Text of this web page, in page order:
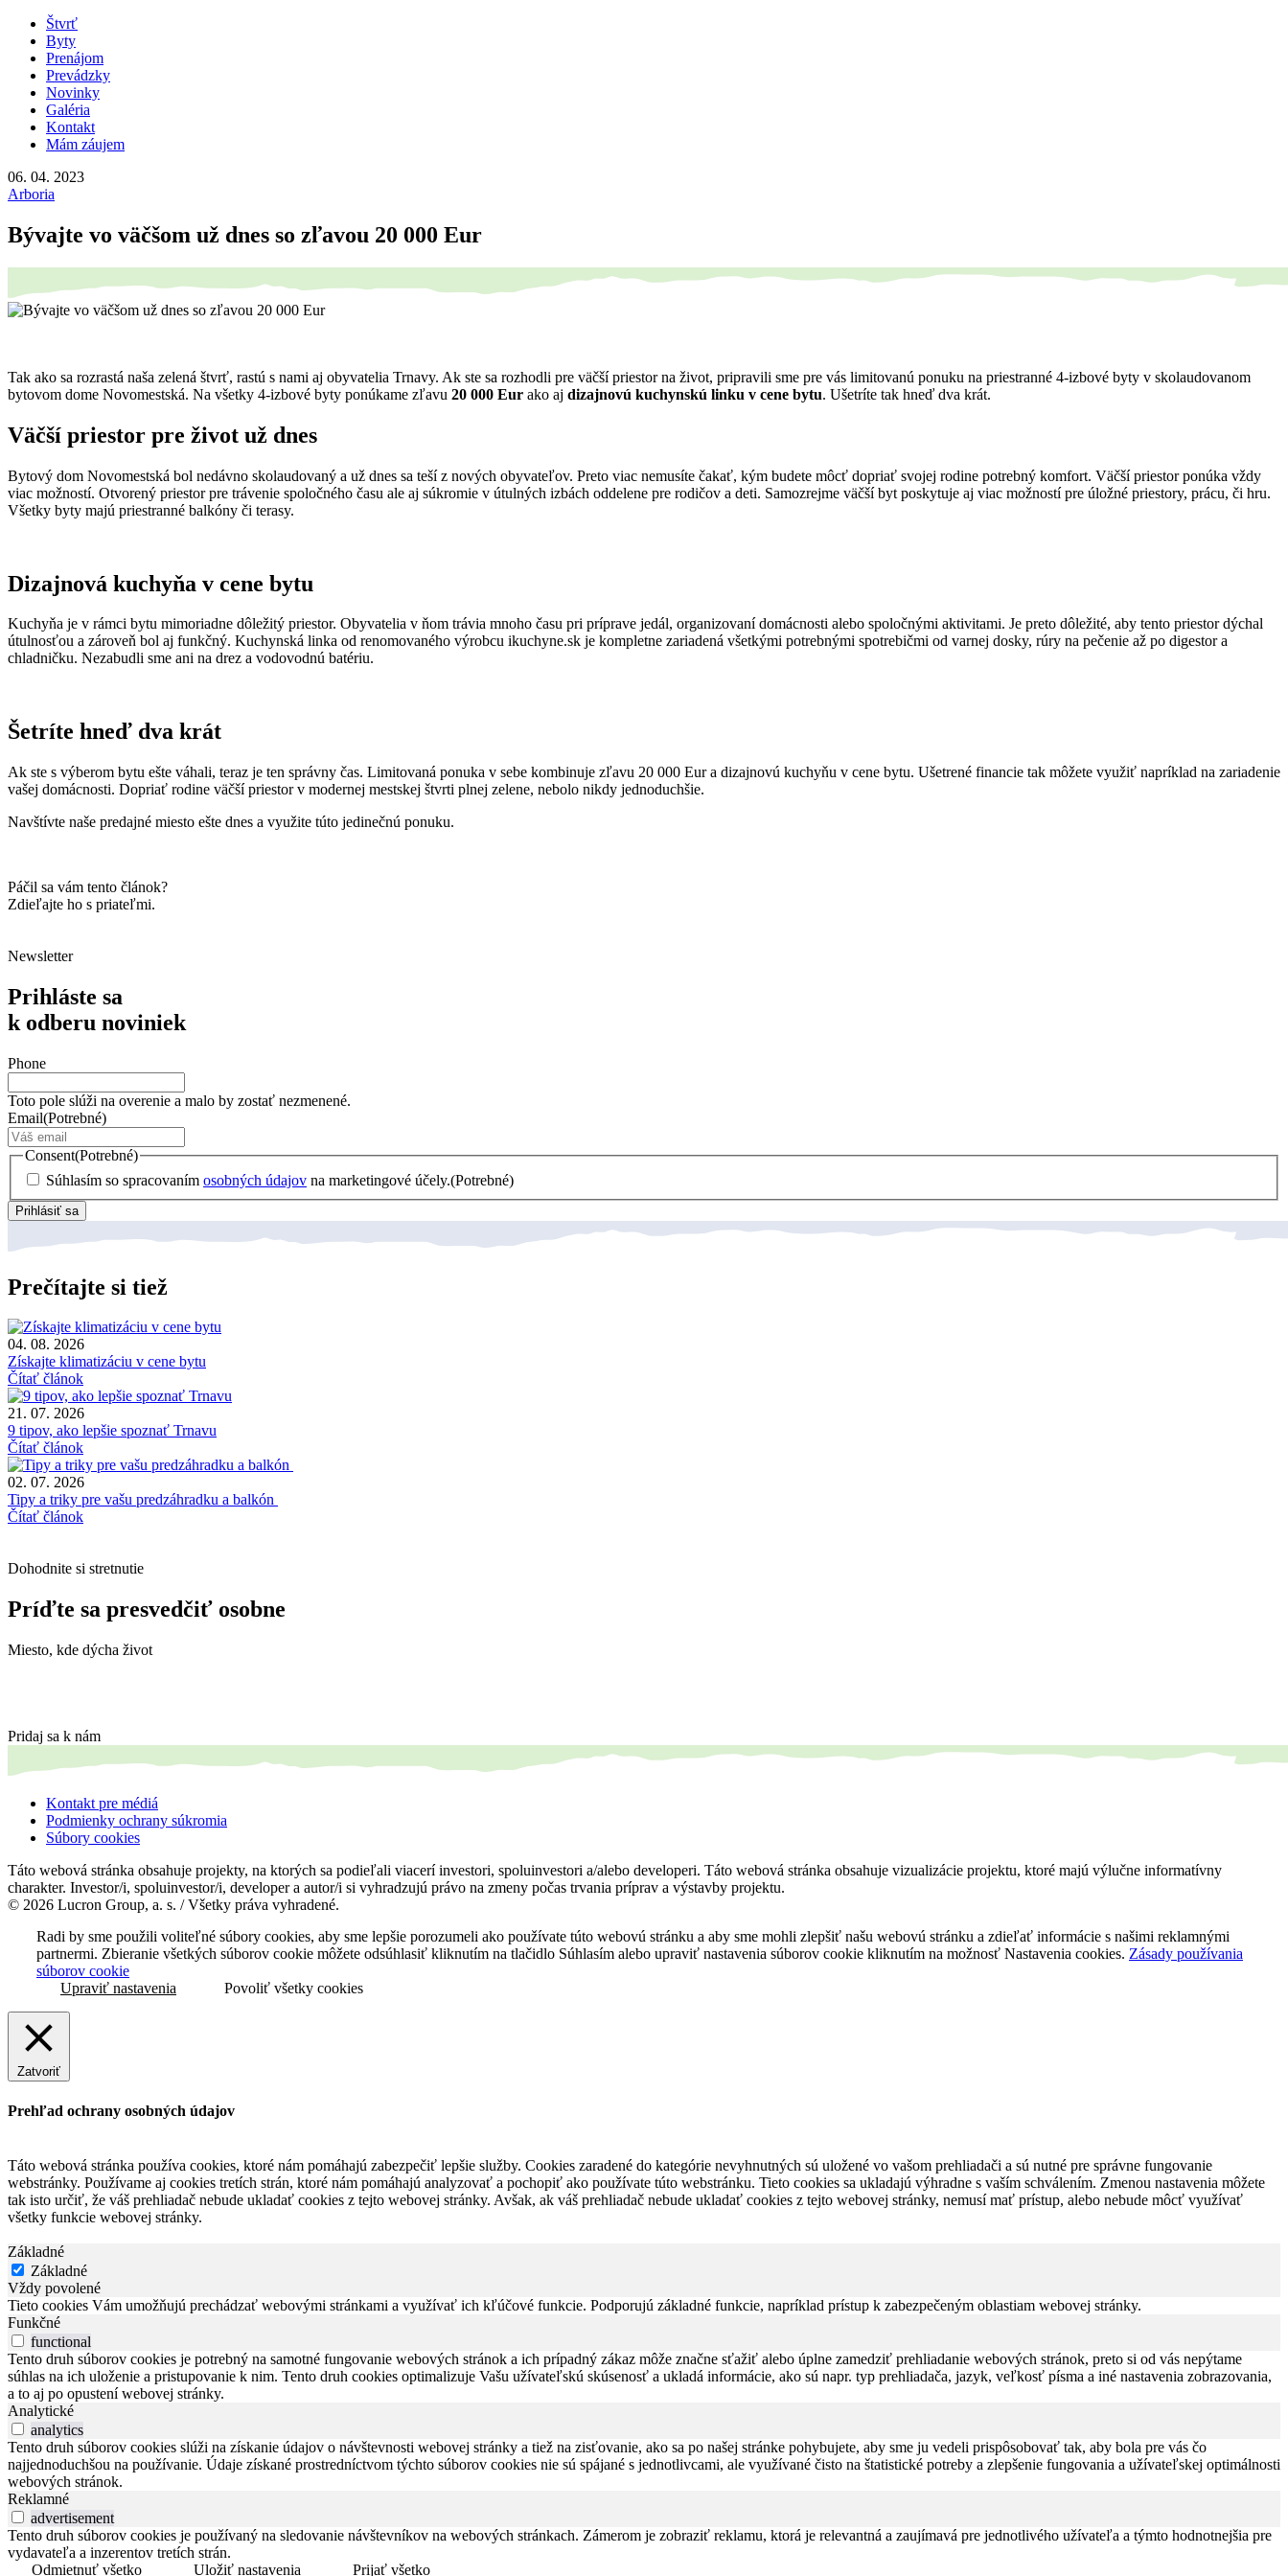
Štvrť
Byty
Prenájom
Prevádzky
Novinky
Galéria
Kontakt
Mám záujem
06. 04. 2023
Arboria
Bývajte vo väčšom už dnes so zľavou 20 000 Eur
Tak ako sa rozrastá naša zelená štvrť, rastú s nami aj obyvatelia Trnavy. Ak ste sa rozhodli pre väčší priestor na život, pripravili sme pre vás limitovanú ponuku na priestranné 4-izbové byty v skolaudovanom
bytovom dome Novomestská. Na všetky 4-izbové byty ponúkame zľavu 20 000 Eur ako aj dizajnovú kuchynskú linku v cene bytu. Ušetríte tak hneď dva krát.
Väčší priestor pre život už dnes
Bytový dom Novomestská bol nedávno skolaudovaný a už dnes sa teší z nových obyvateľov. Preto viac nemusíte čakať, kým budete môcť dopriať svojej rodine potrebný komfort. Väčší priestor ponúka vždy
viac možností. Otvorený priestor pre trávenie spoločného času ale aj súkromie v útulných izbách oddelene pre rodičov a deti. Samozrejme väčší byt poskytuje aj viac možností pre úložné priestory, prácu, či hru.
Všetky byty majú priestranné balkóny či terasy.
Dizajnová kuchyňa v cene bytu
Kuchyňa je v rámci bytu mimoriadne dôležitý priestor. Obyvatelia v ňom trávia mnoho času pri príprave jedál, organizovaní domácnosti alebo spoločnými aktivitami. Je preto dôležité, aby tento priestor dýchal
útulnosťou a zároveň bol aj funkčný. Kuchynská linka od renomovaného výrobcu ikuchyne.sk je kompletne zariadená všetkými potrebnými spotrebičmi od varnej dosky, rúry na pečenie až po digestor a
chladničku. Nezabudli sme ani na drez a vodovodnú batériu.
Šetríte hneď dva krát
Ak ste s výberom bytu ešte váhali, teraz je ten správny čas. Limitovaná ponuka v sebe kombinuje zľavu 20 000 Eur a dizajnovú kuchyňu v cene bytu. Ušetrené financie tak môžete využiť napríklad na zariadenie
vašej domácnosti. Dopriať rodine väčší priestor v modernej mestskej štvrti plnej zelene, nebolo nikdy jednoduchšie.
Navštívte naše predajné miesto ešte dnes a využite túto jedinečnú ponuku.
Páčil sa vám tento článok?
Zdieľajte ho s priateľmi.
Newsletter
Prihláste sa
k odberu noviniek
Phone
Toto pole slúži na overenie a malo by zostať nezmenené.
Email(Potrebné)
Consent(Potrebné)
Súhlasím so spracovaním osobných údajov na marketingové účely.(Potrebné)
Prihlásiť sa
Prečítajte si tiež
04. 08. 2026
Získajte klimatizáciu v cene bytu
Čítať článok
21. 07. 2026
9 tipov, ako lepšie spoznať Trnavu
Čítať článok
02. 07. 2026
Tipy a triky pre vašu predzáhradku a balkón
Čítať článok
Dohodnite si stretnutie
Príďte sa presvedčiť osobne
Miesto, kde dýcha život
Pridaj sa k nám
Kontakt pre médiá
Podmienky ochrany súkromia
Súbory cookies
Táto webová stránka obsahuje projekty, na ktorých sa podieľali viacerí investori, spoluinvestori a/alebo developeri. Táto webová stránka obsahuje vizualizácie projektu, ktoré majú výlučne informatívny
charakter. Investor/i, spoluinvestor/i, developer a autor/i si vyhradzujú právo na zmeny počas trvania príprav a výstavby projektu.
© 2026 Lucron Group, a. s. / Všetky práva vyhradené.
Radi by sme použili voliteľné súbory cookies, aby sme lepšie porozumeli ako používate túto webovú stránku a aby sme mohli zlepšiť našu webovú stránku a zdieľať informácie s našimi reklamnými
partnermi. Zbieranie všetkých súborov cookie môžete odsúhlasiť kliknutím na tlačidlo Súhlasím alebo upraviť nastavenia súborov cookie kliknutím na možnosť Nastavenia cookies. Zásady používania
súborov cookie
Upraviť nastavenia
Povoliť všetky cookies
Zatvoriť
Prehľad ochrany osobných údajov
Táto webová stránka používa cookies, ktoré nám pomáhajú zabezpečiť lepšie služby. Cookies zaradené do kategórie nevyhnutných sú uložené vo vašom prehliadači a sú nutné pre správne fungovanie
webstránky. Používame aj cookies tretích strán, ktoré nám pomáhajú analyzovať a pochopiť ako používate túto webstránku. Tieto cookies sa ukladajú výhradne s vaším schválením. Zmenou nastavenia môžete
tak isto určiť, že váš prehliadač nebude ukladať cookies z tejto webovej stránky. Avšak, ak váš prehliadač nebude ukladať cookies z tejto webovej stránky, nemusí mať prístup, alebo nebude môcť využívať
všetky funkcie webovej stránky.
Základné
Základné
Vždy povolené
Tieto cookies Vám umožňujú prechádzať webovými stránkami a využívať ich kľúčové funkcie. Podporujú základné funkcie, napríklad prístup k zabezpečeným oblastiam webovej stránky.
Funkčné
functional
Tento druh súborov cookies je potrebný na samotné fungovanie webových stránok a ich prípadný zákaz môže značne sťažiť alebo úplne zamedziť prehliadanie webových stránok, preto si od vás nepýtame
súhlas na ich uloženie a pristupovanie k nim. Tento druh cookies optimalizuje Vašu užívateľskú skúsenosť a ukladá informácie, ako sú napr. typ prehliadača, jazyk, veľkosť písma a iné nastavenia zobrazovania,
a to aj po opustení webovej stránky.
Analytické
analytics
Tento druh súborov cookies slúži na získanie údajov o návštevnosti webovej stránky a tiež na zisťovanie, ako sa po našej stránke pohybujete, aby sme ju vedeli prispôsobovať tak, aby bola pre vás čo
najjednoduchšou na používanie. Údaje získané prostredníctvom týchto súborov cookies nie sú spájané s jednotlivcami, ale využívané čisto na štatistické potreby a zlepšenie fungovania a užívateľskej optimálnosti
webových stránok.
Reklamné
advertisement
Tento druh súborov cookies je používaný na sledovanie návštevníkov na webových stránkach. Zámerom je zobraziť reklamu, ktorá je relevantná a zaujímavá pre jednotlivého užívateľa a týmto hodnotnejšia pre
vydavateľa a inzerentov tretích strán.
Odmietnuť všetko
Uložiť nastavenia Prijať všetko